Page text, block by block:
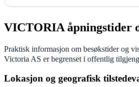
VICTORIA åpningstider
Praktisk informasjon om besøkstider og
Victoria AS er begrenset i offentlig
Lokasjon og geografisk